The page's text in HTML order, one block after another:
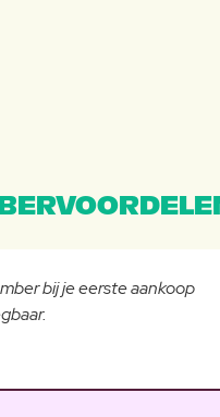
bij je eerste aankoop